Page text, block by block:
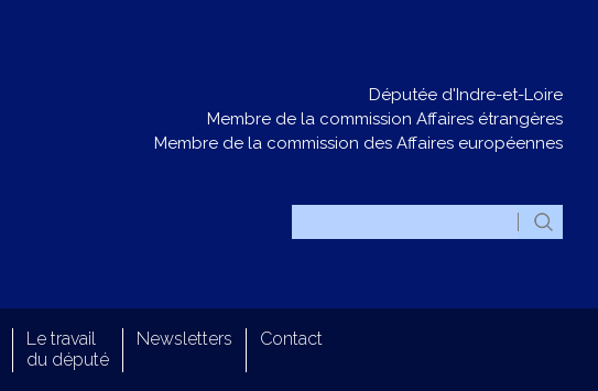
Députée d'Indre-et-Loire
Membre de la commission Affaires étrangères
Membre de la commission des Affaires européennes
Le travail
du député
Newsletters Contact